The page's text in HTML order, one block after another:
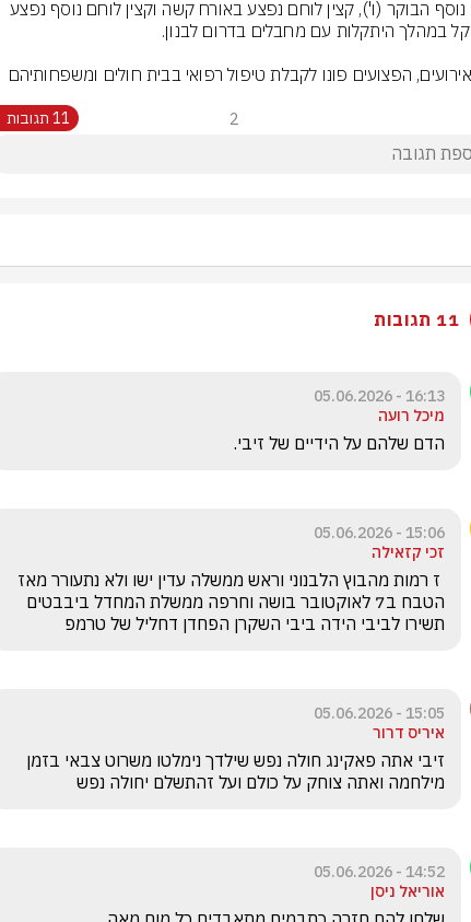
באירוע נוסף הבוקר (ו'), קצין לוחם נפצע באורח קשה וקצין לוחם נוסף נפצע
2 11 תגובות
11 תגובות
16:13 - 05.06.2026
מיכל רועה
הדם שלהם על הידיים של זיבי.
15:06 - 05.06.2026
זכי קזאילה
תשירו לביבי הידה ביבי השקרן הפחדן דחליל של טרמפ
15:05 - 05.06.2026
איריס דרור
מילחמה ואתה צוחק על כולם ועל זהתשלם יחולה נפש
14:52 - 05.06.2026
אוריאל ניסן